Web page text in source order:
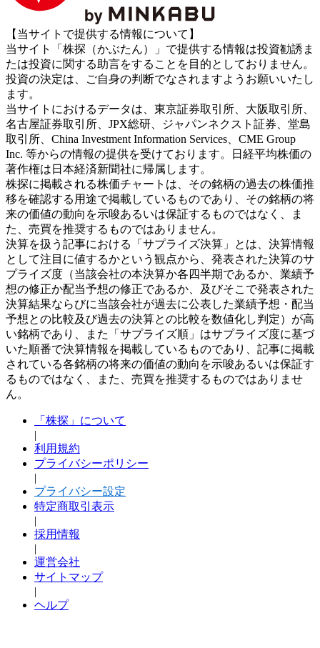
【当サイトで提供する情報について】
当サイト「株探（かぶたん）」で提供する情報は投資勧誘ま
たは投資に関する助言をすることを目的としておりません。
投資の決定は、ご自身の判断でなされますようお願いいたし
ます。
当サイトにおけるデータは、東京証券取引所、大阪取引所、
名古屋証券取引所、JPX総研、ジャパンネクスト証券、堂島
取引所、China Investment Information Services、CME Group
Inc. 等からの情報の提供を受けております。日経平均株価の
著作権は日本経済新聞社に帰属します。
株探に掲載される株価チャートは、その銘柄の過去の株価推
移を確認する用途で掲載しているものであり、その銘柄の将
来の価値の動向を示唆あるいは保証するものではなく、ま
た、売買を推奨するものではありません。
決算を扱う記事における「サプライズ決算」とは、決算情報
として注目に値するかという観点から、発表された決算のサ
プライズ度（当該会社の本決算か各四半期であるか、業績予
想の修正か配当予想の修正であるか、及びそこで発表された
決算結果ならびに当該会社が過去に公表した業績予想・配当
予想との比較及び過去の決算との比較を数値化し判定）が高
い銘柄であり、また「サプライズ順」はサプライズ度に基づ
いた順番で決算情報を掲載しているものであり、記事に掲載
されている各銘柄の将来の価値の動向を示唆あるいは保証す
るものではなく、また、売買を推奨するものではありませ
ん。
「株探」について
|
利用規約
プライバシーポリシー
|
プライバシー設定
特定商取引表示
|
採用情報
|
運営会社
サイトマップ
|
ヘルプ